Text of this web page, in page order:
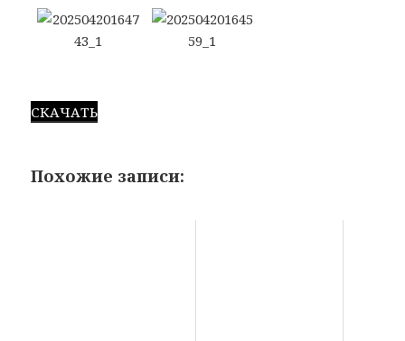
СКАЧАТЬ
Похожие записи: